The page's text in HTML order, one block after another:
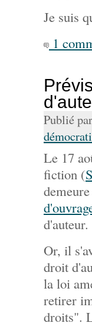
Je suis
1
Publié
Le 17
fiction (
d'auteur.
Or, il
droit
la loi
retirer
droits".